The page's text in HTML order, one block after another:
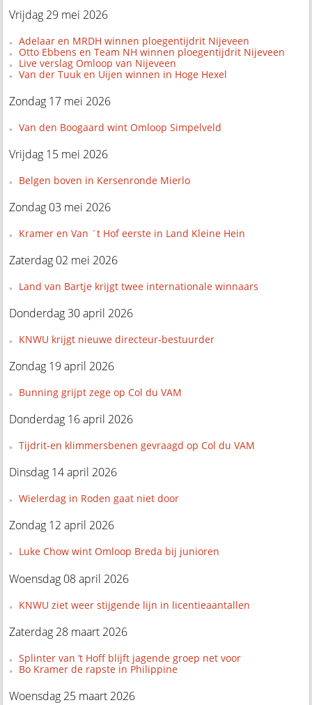
Vrijdag 29 mei 2026
Adelaar en MRDH winnen ploegentijdrit Nijeveen
Otto Ebbens en Team NH winnen ploegentijdrit Nijeveen
Live verslag Omloop van Nijeveen
Van der Tuuk en Uijen winnen in Hoge Hexel
Zondag 17 mei 2026
Van den Boogaard wint Omloop Simpelveld
Vrijdag 15 mei 2026
Belgen boven in Kersenronde Mierlo
Zondag 03 mei 2026
Kramer en Van ´t Hof eerste in Land Kleine Hein
Zaterdag 02 mei 2026
Land van Bartje krijgt twee internationale winnaars
Donderdag 30 april 2026
KNWU krijgt nieuwe directeur-bestuurder
Zondag 19 april 2026
Bunning grijpt zege op Col du VAM
Donderdag 16 april 2026
Tijdrit-en klimmersbenen gevraagd op Col du VAM
Dinsdag 14 april 2026
Wielerdag in Roden gaat niet door
Zondag 12 april 2026
Luke Chow wint Omloop Breda bij junioren
Woensdag 08 april 2026
KNWU ziet weer stijgende lijn in licentieaantallen
Zaterdag 28 maart 2026
Splinter van ’t Hoff blijft jagende groep net voor
Bo Kramer de rapste in Philippine
Woensdag 25 maart 2026